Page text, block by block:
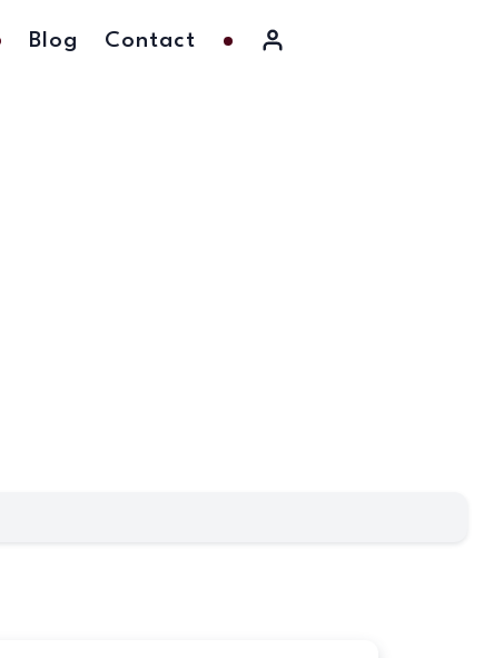
Blog Contact